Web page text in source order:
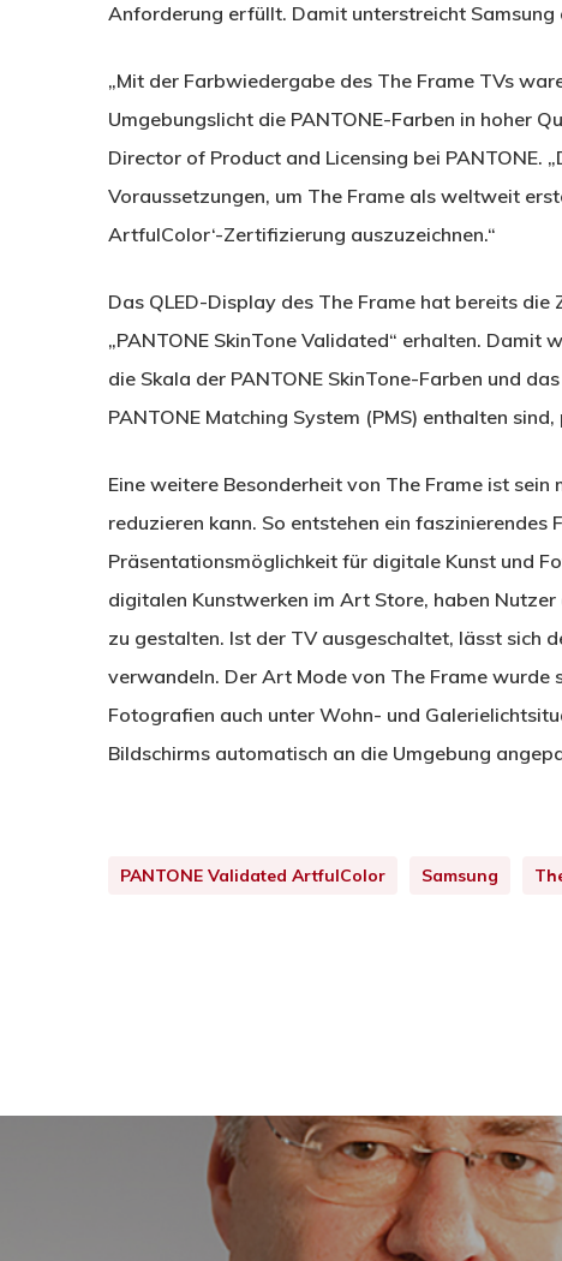
Anforderung erfüllt. Damit unterstreicht Samsung
„Mit der Farbwiedergabe des The Frame TVs
Umgebungslicht die PANTONE-Farben in hoher
Director of Product and Licensing bei PANTONE.
Voraussetzungen, um The Frame als weltweit
ArtfulColor‘-Zertifizierung auszuzeichnen.“
Das QLED-Display des The Frame hat bereits die
„PANTONE SkinTone Validated“ erhalten.
die Skala der PANTONE SkinTone-Farben und
PANTONE Matching System (PMS) enthalten
Eine weitere Besonderheit von The Frame ist
reduzieren kann. So entstehen ein faszinierendes
Präsentationsmöglichkeit für digitale Kunst und
digitalen Kunstwerken im Art Store, haben
zu gestalten. Ist der TV ausgeschaltet, lässt sich
verwandeln. Der Art Mode von The Frame
Fotografien auch unter Wohn- und
Bildschirms automatisch an die Umgebung
PANTONE Validated ArtfulColor Samsung